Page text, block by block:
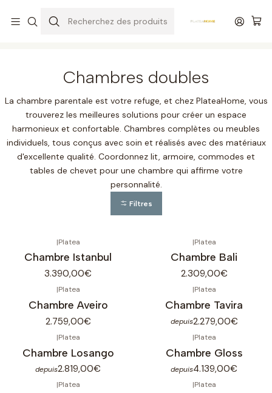
Chambres doubles
La chambre parentale est votre refuge, et chez PlateaHome, vous
trouverez les meilleures solutions pour créer un espace
harmonieux et confortable. Chambres complètes ou meubles
individuels, tous conçus avec soin et réalisés avec des matériaux
d'excellente qualité. Coordonnez lit, armoire, commodes et
tables de chevet pour une chambre qui affirme votre
personnalité.
Filtres
|Platea
Chambre Istanbul
3.390,00€
|Platea
Chambre Bali
2.309,00€
|Platea
Chambre Aveiro
2.759,00€
|Platea
Chambre Tavira
depuis2.279,00€
|Platea
Chambre Losango
depuis2.819,00€
|Platea
Chambre Gloss
depuis4.139,00€
|Platea |Platea